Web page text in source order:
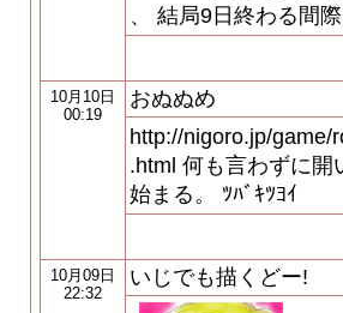
、 結局9日終わる間
10月10日
00:19
おぬぬめ
http://nigoro.jp/game/
.html 何も言わずに開
始まる。 ﾂﾊﾞｷﾂﾖｲ
10月09日
22:32
いじでも描くどー!